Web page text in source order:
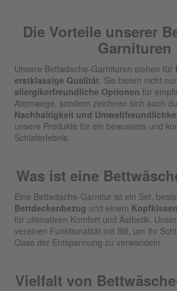
Die Vorteile unserer
Garnituren
Unsere Bettwäsche-Garnituren stehen für
erstklassige Qualität . Sie bieten nicht nur
allergikerfreundliche Optionen für
Atemwege, sondern zeichnen sich auch
Nachhaltigkeit und
unsere Produkte für ein bewusstes und
Schlaferlebnis.
Was ist eine
Eine Bettwäsche-Garnitur ist ein Set,
Bettdeckenbezug und einem
für ultimativen Komfort und Ästhetik.
vereinen Funktionalität mit Stil, um Ihr
Oase der Entspannung zu verwandeln.
Vielfalt von